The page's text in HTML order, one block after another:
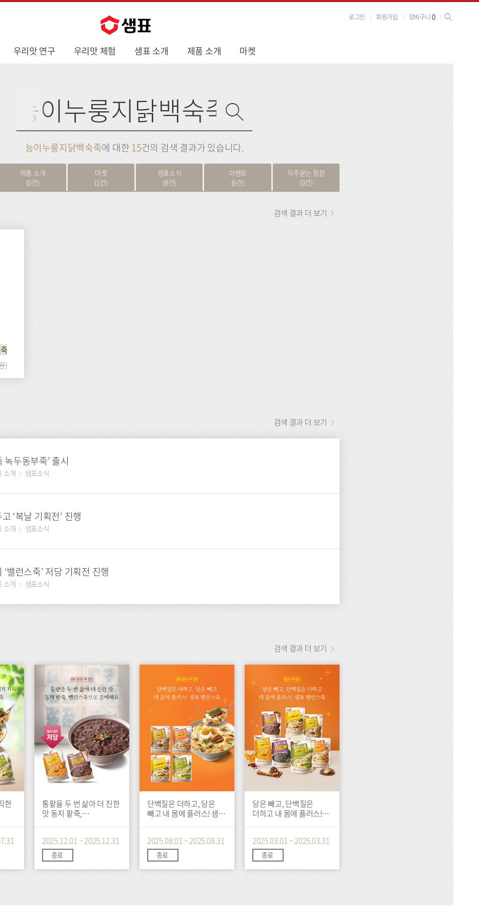
우리맛 연구 우리맛 체험 샘표 소개 제품 소개 마켓
로그인 회원가입 장바구니0 사이트 검색
검
검
색
능이누룽지닭백숙죽에 대한15건의 검색 결과가 있습니다.
제품 소개
(0건)
마켓
(1건)
샘표소식
(8건)
이벤트
(6건)
자주묻는 질문
(0건)
)
검색 결과 더 보기
녹두동부죽’ 출시
소개 샘표소식
‘복날 기획전’ 진행
소개 샘표소식
밸런스죽’ 저당 기획전 진행
소개 샘표소식
검색 결과 더 보기
한
통팥을 두 번 삶아 더 진한
맛 동지 팥죽,
2025.12.01 ~ 2025.12.31
종료
단백질은 더하고, 당은
빼고 내 몸에 플러스! 샘표
2025.08.01 ~ 2025.08.31
종료
당은 빼고, 단백질은
더하고 내 몸에 플러스!
2025.03.01 ~ 2025.03.31
종료
검색 결과 더 보기